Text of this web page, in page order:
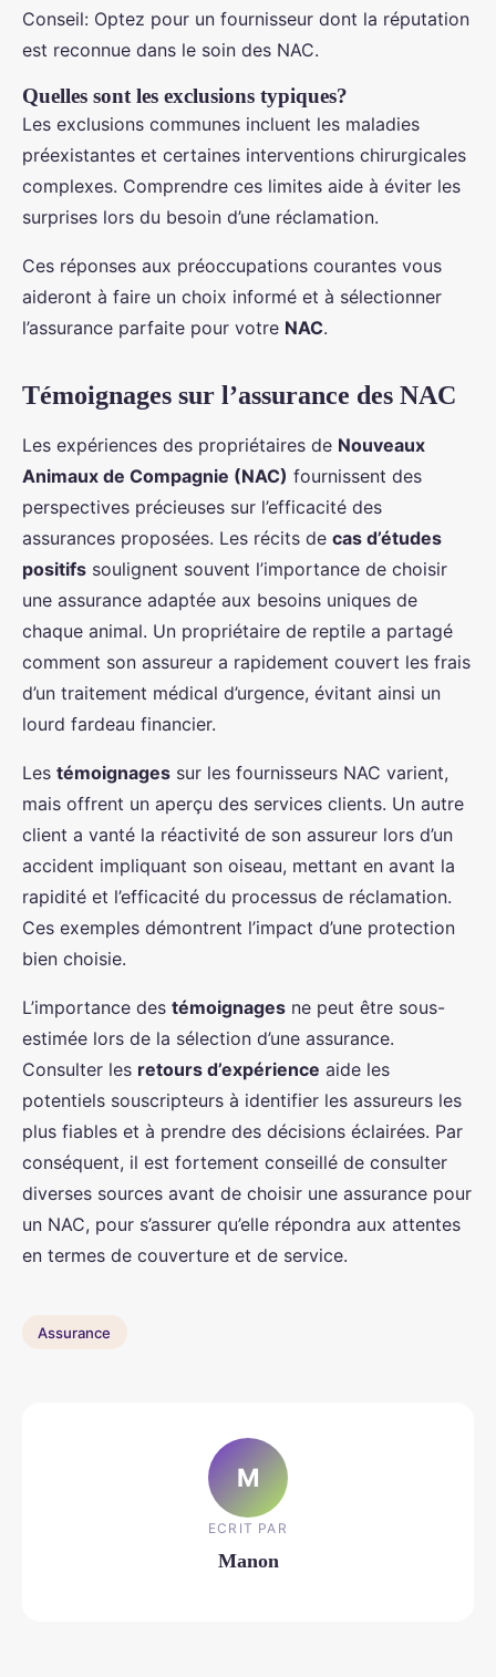
Conseil: Optez pour un fournisseur dont la réputation
est reconnue dans le soin des NAC.
Quelles sont les exclusions typiques?
Les exclusions communes incluent les maladies
préexistantes et certaines interventions chirurgicales
complexes. Comprendre ces limites aide à éviter les
surprises lors du besoin d’une réclamation.
Ces réponses aux préoccupations courantes vous
aideront à faire un choix informé et à sélectionner
l’assurance parfaite pour votre NAC.
Témoignages sur l’assurance des NAC
Les expériences des propriétaires de Nouveaux
Animaux de Compagnie (NAC) fournissent des
perspectives précieuses sur l’efficacité des
assurances proposées. Les récits de cas d’études
positifs soulignent souvent l’importance de choisir
une assurance adaptée aux besoins uniques de
chaque animal. Un propriétaire de reptile a partagé
comment son assureur a rapidement couvert les frais
d’un traitement médical d’urgence, évitant ainsi un
lourd fardeau financier.
Les témoignages sur les fournisseurs NAC varient,
mais offrent un aperçu des services clients. Un autre
client a vanté la réactivité de son assureur lors d’un
accident impliquant son oiseau, mettant en avant la
rapidité et l’efficacité du processus de réclamation.
Ces exemples démontrent l’impact d’une protection
bien choisie.
L’importance des témoignages ne peut être sous-
estimée lors de la sélection d’une assurance.
Consulter les retours d’expérience aide les
potentiels souscripteurs à identifier les assureurs les
plus fiables et à prendre des décisions éclairées. Par
conséquent, il est fortement conseillé de consulter
diverses sources avant de choisir une assurance pour
un NAC, pour s’assurer qu’elle répondra aux attentes
en termes de couverture et de service.
Assurance
M
ECRIT PAR
Manon